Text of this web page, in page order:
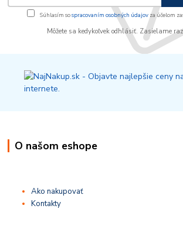
Súhlasím sospracovaním osobných údajov za účelom
Môžete sa kedykoľvek odhlásiť. Zasielame
O našom eshope
Ako nakupovať
Kontakty